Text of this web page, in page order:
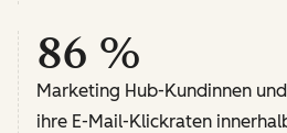
86 %
Marketing Hub-Kundinnen
ihre E-Mail-Klickraten